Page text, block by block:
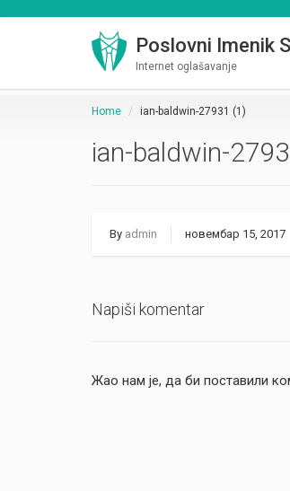
Poslovni Imenik
Internet oglašavanje
Home ian-baldwin-27931 (1)
ian-baldwin-
By admin новембар 15, 2017
Napiši komentar
Жао нам је, да би поставили